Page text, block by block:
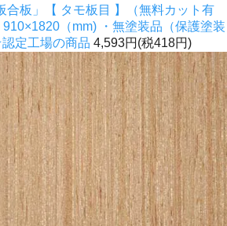
合板」【 タモ板目 】（無料カット有
（mm) ・無塗装品（保護塗装
工場の商品 4,593円(税418円)